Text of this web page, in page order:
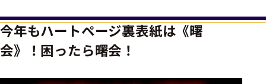
今年もハートページ裏表紙は《曙
会》！困ったら曙会！